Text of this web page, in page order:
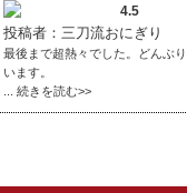
4.5
投稿者：三刀流おにぎり
最後まで超熱々でした。どんぶ
います。
... 続きを読む>>